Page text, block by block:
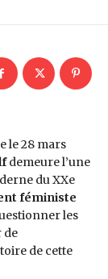
le 28 mars
demeure l’une
du XXe
féministe
les
de
de cette